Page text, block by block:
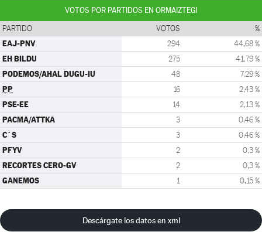
VOTOS POR PARTIDOS EN ORMAIZTEGI
PARTIDO VOTOS %
EAJ-PNV 294 44,68 %
EH BILDU 275 41,79 %
PODEMOS/AHAL DUGU-IU 48 7,29 %
PP 16 2,43 %
PSE-EE 14 2,13 %
PACMA/ATTKA 3 0,46 %
C´S 3 0,46 %
PFYV 2 0,3 %
RECORTES CERO-GV 2 0,3 %
GANEMOS 1 0,15 %
Descárgate los datos en xml